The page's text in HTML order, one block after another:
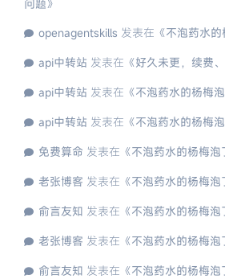
问题》
openagentskills 发表在《不泡药水
api中转站 发表在《好久未更，续费
api中转站 发表在《不泡药水的杨梅
api中转站 发表在《不泡药水的杨梅
免费算命 发表在《不泡药水的杨梅泡
老张博客 发表在《不泡药水的杨梅泡
俞言友知 发表在《不泡药水的杨梅泡
老张博客 发表在《不泡药水的杨梅泡
俞言友知 发表在《不泡药水的杨梅泡